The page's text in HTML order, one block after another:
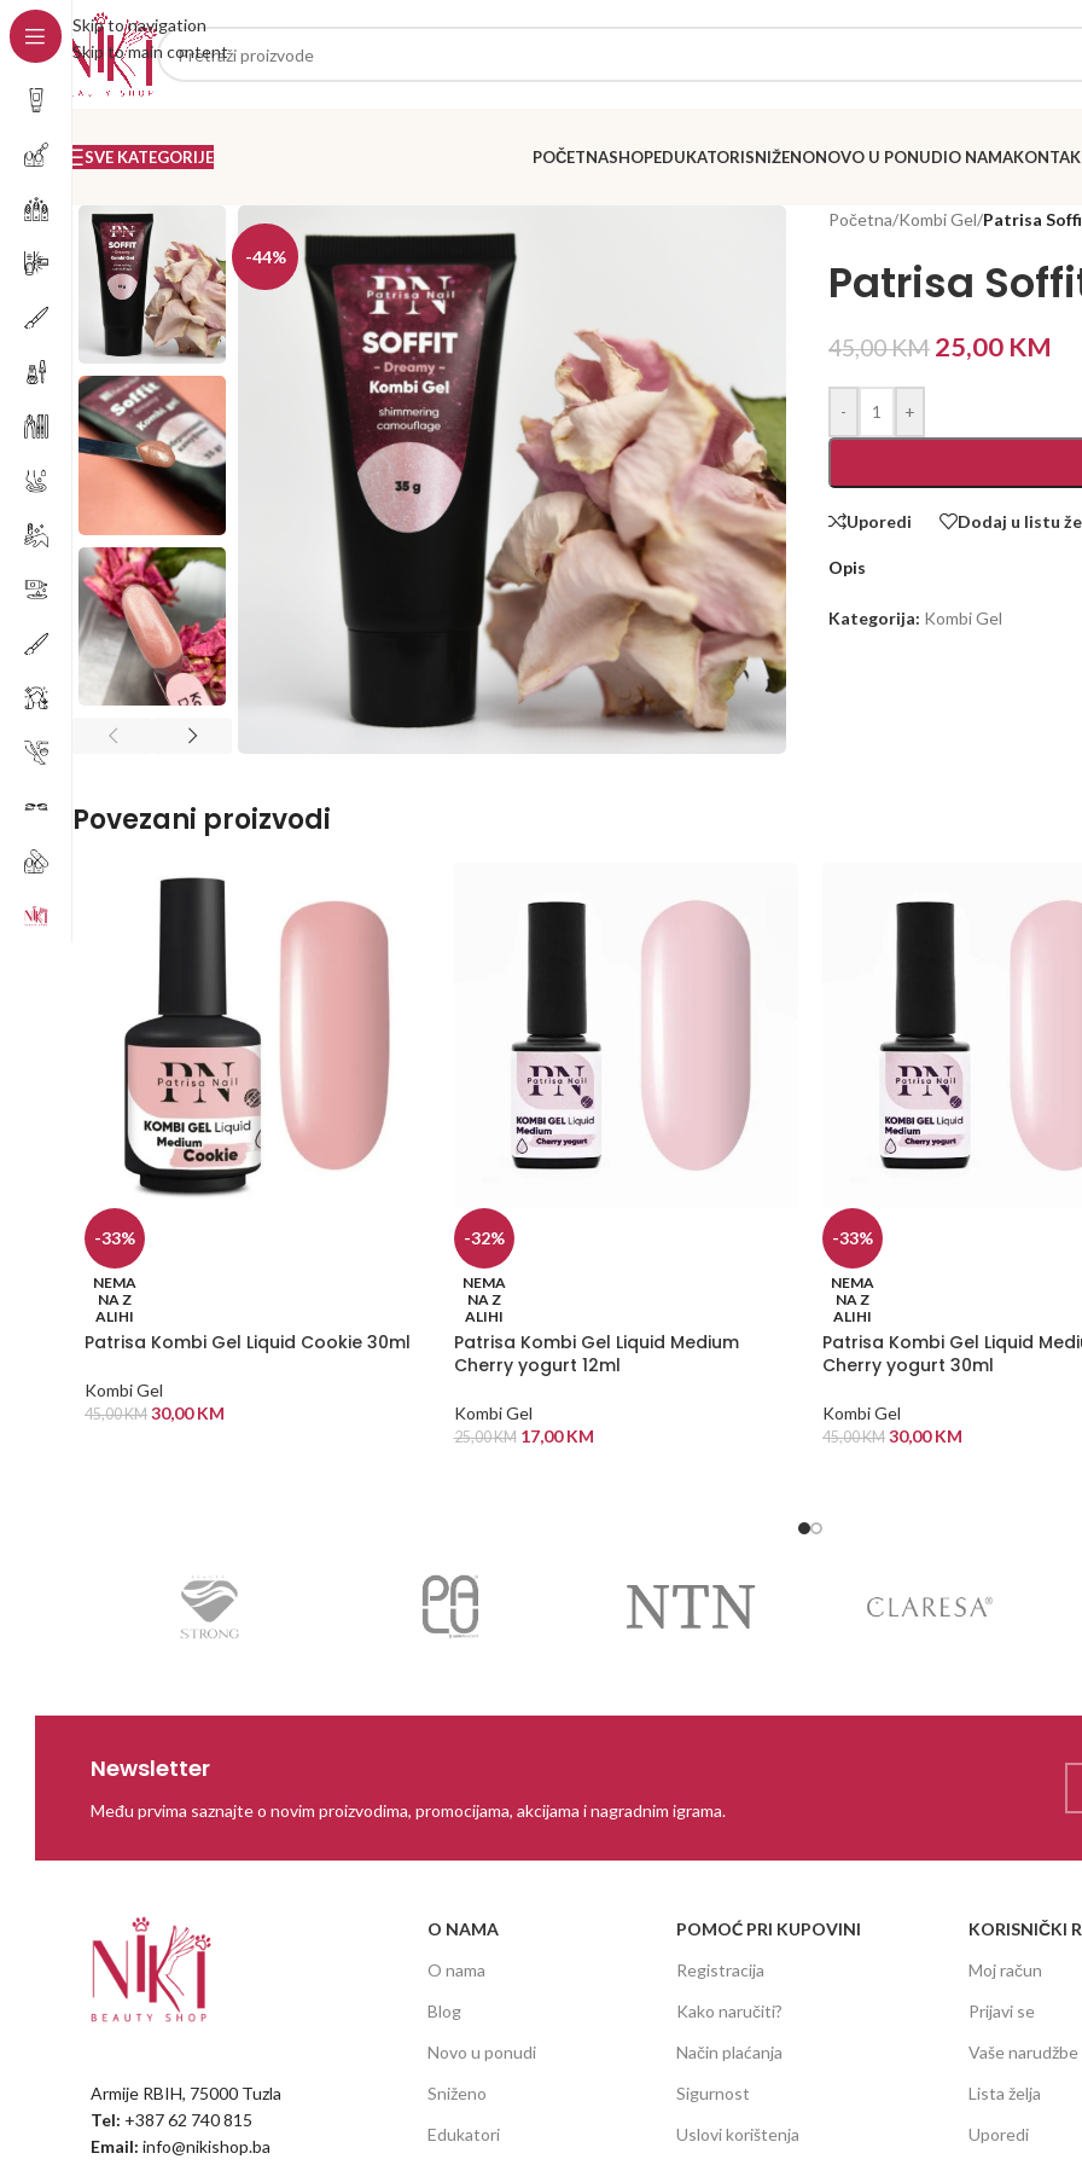
Skip to navigation
Skip to main content
SVE KATEGORIJE POČETNASHOPEDUKATORISNIŽENONOVO U PONUDIO NAMA
-44%
Početna/Kombi Gel/Patrisa
Patrisa
45,00KM 25,00 KM
- +
Uporedi Dodaj u listu
Opis
Kategorija: Kombi Gel
Povezani proizvodi
-33%
NEMA
NA Z
ALIHI
Patrisa Kombi Gel Liquid Cookie 30ml
Kombi Gel
45,00KM 30,00KM
-32%
NEMA
NA Z
ALIHI
Patrisa Kombi Gel Liquid Medium
Cherry yogurt 12ml
Kombi Gel
25,00KM 17,00KM
-33%
NEMA
NA Z
ALIHI
Patrisa Kombi Gel Liquid
Cherry yogurt 30ml
Kombi Gel
45,00KM 30,00KM
Newsletter
Među prvima saznajte o novim proizvodima, promocijama, akcijama i nagradnim igrama.
Armije RBIH, 75000 Tuzla
Tel: +387 62 740 815
Email: info@nikishop.ba
O NAMA
O nama
Blog
Novo u ponudi
Sniženo
Edukatori
POMOĆ PRI KUPOVINI
Registracija
Kako naručiti?
Način plaćanja
Sigurnost
Uslovi korištenja
KORISNIČKI
Moj račun
Prijavi se
Vaše narudžbe
Lista želja
Uporedi